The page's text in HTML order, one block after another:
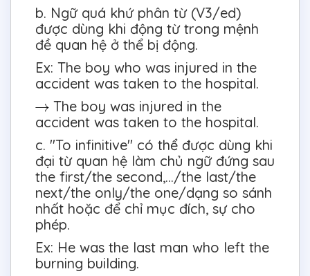
b. Ngữ quá khứ phân từ (V3/ed)
được dùng khi động từ trong mệnh
đề quan hệ ở thể bị động.
Ex: The boy who was injured in the
accident was taken to the hospital.
The boy was injured in the
accident was taken to the hospital.
c. "To infinitive" có thể được dùng khi
đại từ quan hệ làm chủ ngữ đứng sau
the first/the second,.../the last/the
next/the only/the one/dạng so sánh
nhất hoặc để chỉ mục đích, sự cho
phép.
Ex: He was the last man who left the
burning building.